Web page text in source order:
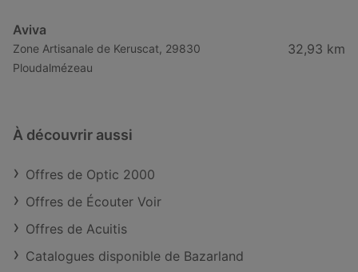
Aviva
Zone Artisanale de Keruscat, 29830
Ploudalmézeau
32,93 km
À découvrir aussi
Offres de Optic 2000
Offres de Écouter Voir
Offres de Acuitis
Catalogues disponible de Bazarland